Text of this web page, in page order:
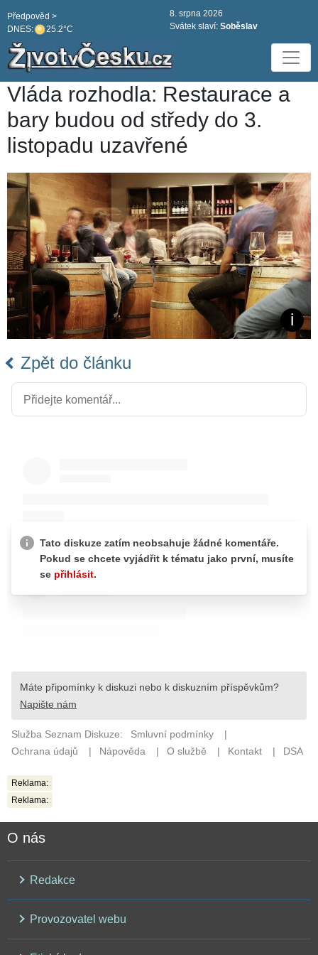
DNES: 25.2°C
Předpověd >
8. srpna 2026
Svátek slaví: Soběslav
Vláda rozhodla: Restaurace a
bary budou od středy do 3.
listopadu uzavřené
Zpět do článku
Reklama:
Reklama:
O nás
Redakce
Provozovatel webu